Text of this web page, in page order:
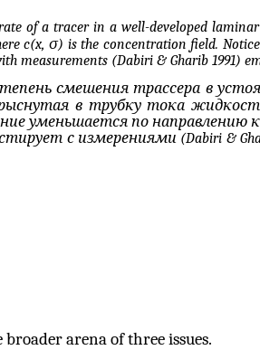
of a tracer in a well-developed
c(x,σ) is the concentration field.
measurements (Dabiri& Gharib1991)
смешения трассера в
в трубку тока
уменьшается по направлению к
с измерениями (Dabiri &
arena of three issues.